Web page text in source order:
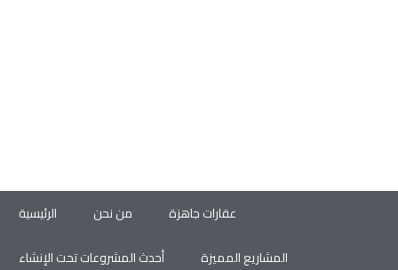
الرئيسية من نحن
عقارات جاهزة
أحدث المشروعات تحت الإنشاء
المشاريع المميزة